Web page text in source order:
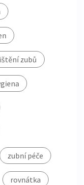
zubů
zubní péče
rovnátka